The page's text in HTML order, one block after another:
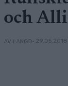
och
AV LANGD• 29.05.2018